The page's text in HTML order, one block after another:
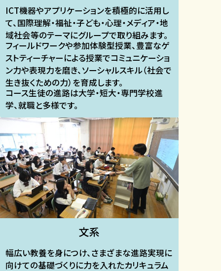
ICT機器やアプリケーションを積極的に活用し
て、国際理解・福祉・子ども・心理・メディア・地
域社会等のテーマにグループで取り組みます。
フィールドワークや参加体験型授業、豊富なゲ
ストティーチャーによる授業でコミュニケーショ
ン力や表現力を磨き、ソーシャルスキル（社会で
生き抜くための力）を育成します。
コース生徒の進路は大学・短大・専門学校進
学、就職と多様です。
文系​
幅広い教養を身につけ、さまざまな進路実現に
向けての基礎づくりに力を入れたカリキュラム